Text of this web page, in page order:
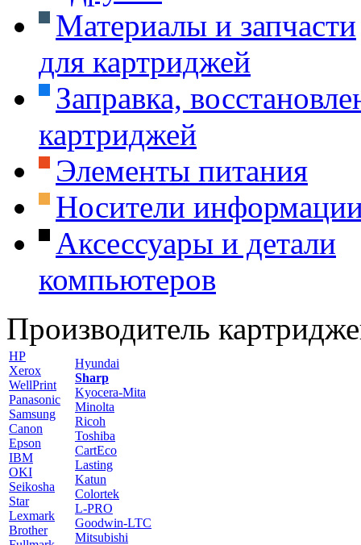
Материалы и запчасти
для картриджей
Заправка,
картриджей
Элементы питания
Носители
Аксессуары и детали
компьютеров
Производитель
HP
Xerox
WellPrint
Panasonic
Samsung
Canon
Epson
IBM
OKI
Seikosha
Star
Lexmark
Brother
Hyundai
Sharp
Kyocera-Mita
Minolta
Ricoh
Toshiba
CartEco
Lasting
Katun
Colortek
L-PRO
Goodwin-LTC
Mitsubishi